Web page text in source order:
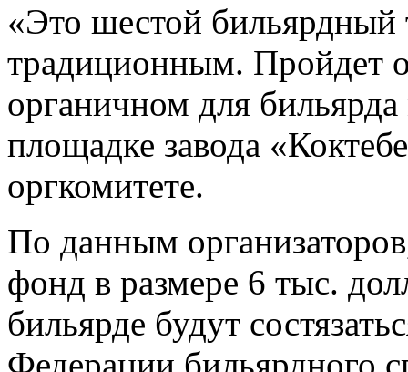
«Это шестой
традиционным. Пройдет
органичном для
площадке завода
оргкомитете.
По данным
фонд в размере 6 тыс.
бильярде будут
Федерации бильярдного